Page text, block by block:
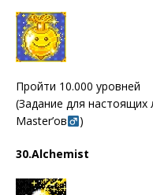
Пройти 10.000 уровней
(Задание для
Master’ов
)
30.Alchemist